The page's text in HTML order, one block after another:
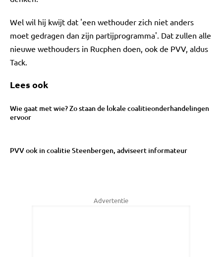
Wel wil hij kwijt dat 'een wethouder zich niet anders
moet gedragen dan zijn partijprogramma'. Dat zullen alle
nieuwe wethouders in Rucphen doen, ook de PVV, aldus
Tack.
Lees ook
Wie gaat met wie? Zo staan de lokale coalitieonderhandelingen
ervoor
PVV ook in coalitie Steenbergen, adviseert informateur
Advertentie